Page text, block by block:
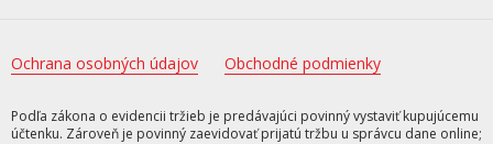
Ochrana osobných údajov Obchodné podmienky
Podľa zákona o evidencii tržieb je predávajúci povinný vystaviť kupujúcemu
účtenku. Zároveň je povinný zaevidovať prijatú tržbu u správcu dane online;